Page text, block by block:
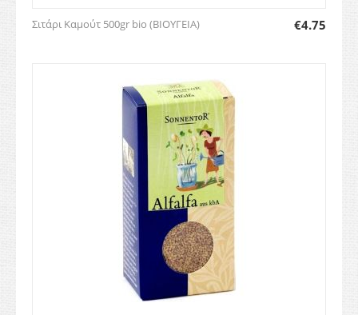
Σιτάρι Καμούτ 500gr bio (ΒΙΟΥΓΕΙΑ) €4.75